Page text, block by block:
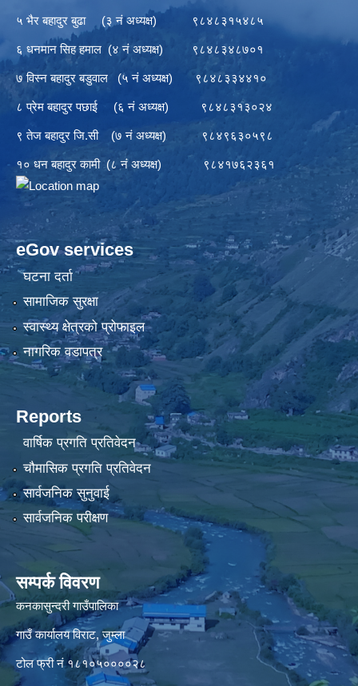
५ भैर बहादुर बुढा (३ नं अध्यक्ष) ९८४८३१५४८५
६ धनमान सिह हमाल (४ नं अध्यक्ष) ९८४८३४८७०१
७ विस्न बहादुर बडुवाल (५ नं अध्यक्ष) ९८४८३३४४१०
८ प्रेम बहादुर पछाई (६ नं अध्यक्ष) ९८४८३१३०२४
९ तेज बहादुर जि.सी (७ नं अध्यक्ष) ९८४९६३०५९८
१० धन बहादुर कामी (८ नं अध्यक्ष) ९८४१७६२३६१
eGov services
घटना दर्ता
सामाजिक सुरक्षा
स्वास्थ्य क्षेत्रको प्रोफाइल
नागरिक वडापत्र
Reports
वार्षिक प्रगति प्रतिवेदन
चौमासिक प्रगति प्रतिवेदन
सार्वजनिक सुनुवाई
सार्वजनिक परीक्षण
सम्पर्क विवरण
कनकासुन्दरी गाउँपालिका
गाउँ कार्यालय विराट, जुम्ला
टोल फ्री नं १८१०५००००२८